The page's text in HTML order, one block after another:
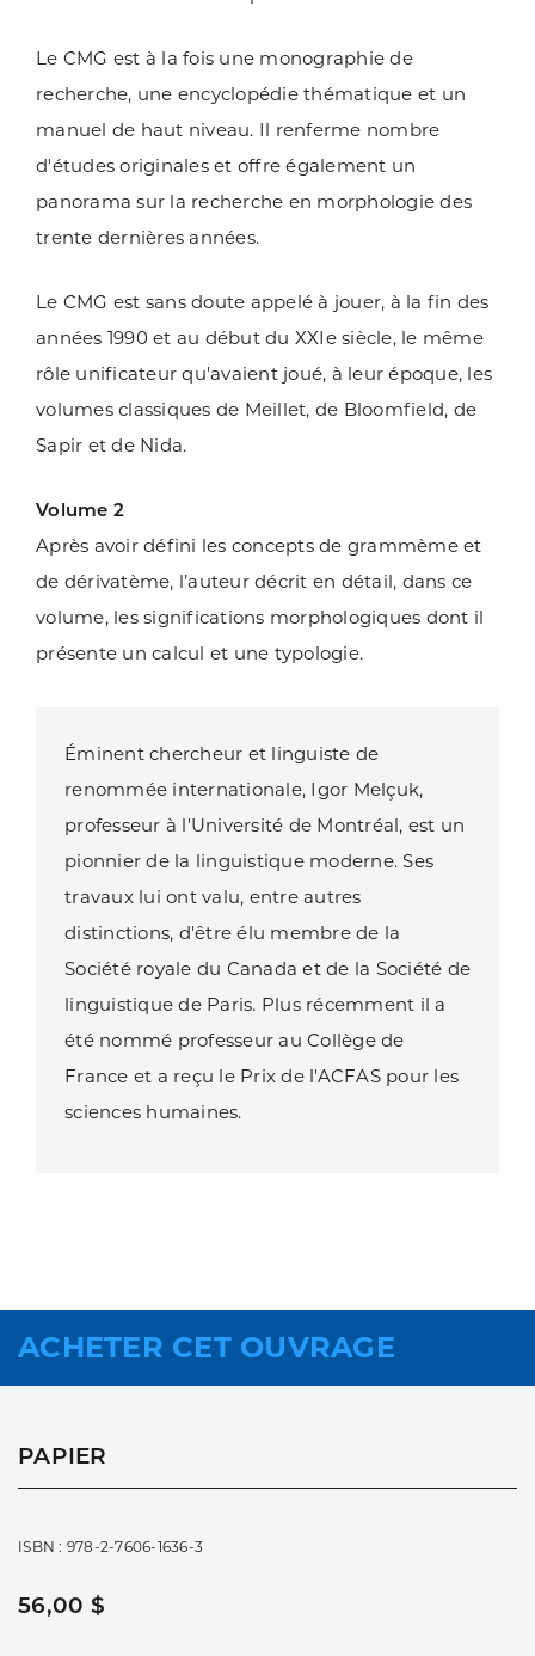
Le CMG est à la fois une monographie de
recherche, une encyclopédie thématique et un
manuel de haut niveau. Il renferme nombre
d'études originales et offre également un
panorama sur la recherche en morphologie des
trente dernières années.
Le CMG est sans doute appelé à jouer, à la fin des
années 1990 et au début du XXIe siècle, le même
rôle unificateur qu'avaient joué, à leur époque, les
volumes classiques de Meillet, de Bloomfield, de
Sapir et de Nida.
Volume 2
Après avoir défini les concepts de grammème et
de dérivatème, l’auteur décrit en détail, dans ce
volume, les significations morphologiques dont il
présente un calcul et une typologie.
Éminent chercheur et linguiste de
renommée internationale, Igor Melçuk,
professeur à l'Université de Montréal, est un
pionnier de la linguistique moderne. Ses
travaux lui ont valu, entre autres
distinctions, d'être élu membre de la
Société royale du Canada et de la Société de
linguistique de Paris. Plus récemment il a
été nommé professeur au Collège de
France et a reçu le Prix de l'ACFAS pour les
sciences humaines.
ACHETER CET OUVRAGE
PAPIER
ISBN : 978-2-7606-1636-3
56,00 $